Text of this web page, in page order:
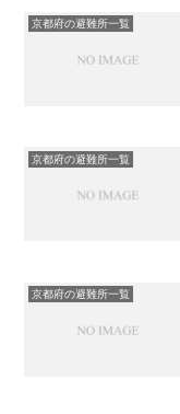
京都府の避難所一覧
京都府の避難所一覧
京都府の避難所一覧